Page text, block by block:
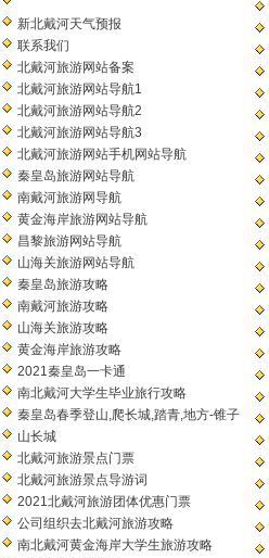
新北戴河天气预报
联系我们
北戴河旅游网站备案
北戴河旅游网站导航1
北戴河旅游网站导航2
北戴河旅游网站导航3
北戴河旅游网站手机网站导航
秦皇岛旅游网站导航
南戴河旅游网导航
黄金海岸旅游网站导航
昌黎旅游网站导航
山海关旅游网站导航
秦皇岛旅游攻略
南戴河旅游攻略
山海关旅游攻略
黄金海岸旅游攻略
2021秦皇岛一卡通
南北戴河大学生毕业旅行攻略
秦皇岛春季登山,爬长城,踏青,地方-锥子
山长城
北戴河旅游景点门票
北戴河旅游景点导游词
2021北戴河旅游团体优惠门票
公司组织去北戴河旅游攻略
南北戴河黄金海岸大学生旅游攻略